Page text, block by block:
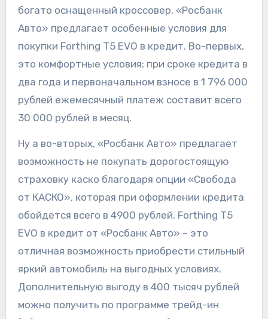
богато оснащенный кроссовер, «Росбанк
Авто» предлагает особенные условия для
покупки Forthing T5 EVO в кредит. Во-первых,
это комфортные условия: при сроке кредита в
два года и первоначальном взносе в 1 796 000
рублей ежемесячный платеж составит всего
30 000 рублей в месяц.
Ну а во-вторых, «Росбанк Авто» предлагает
возможность не покупать дорогостоящую
страховку каско благодаря опции «Свобода
от КАСКО», которая при оформлении кредита
обойдется всего в 4900 рублей. Forthing T5
EVO в кредит от «Росбанк Авто» – это
отличная возможность приобрести стильный
яркий автомобиль на выгодных условиях.
Дополнительную выгоду в 400 тысяч рублей
можно получить по программе трейд-ин